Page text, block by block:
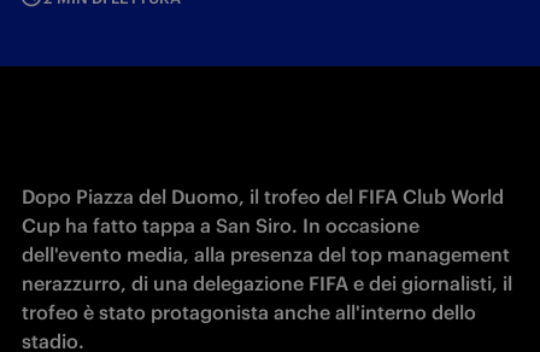
Dopo Piazza del Duomo, il trofeo del FIFA Club World
Cup ha fatto tappa a San Siro. In occasione
dell'evento media, alla presenza del top management
nerazzurro, di una delegazione FIFA e dei giornalisti, il
trofeo è stato protagonista anche all'interno dello
stadio.